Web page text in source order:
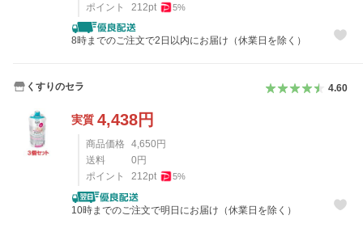
ポイント
212pt 5%
8時までのご注文で2日以内にお届け（休業日を除く）
くすりのセラ 4.60
実質 4,438円
商品価格 4,650 円
送料
0 円
ポイント
212pt 5%
10時までのご注文で明日にお届け（休業日を除く）